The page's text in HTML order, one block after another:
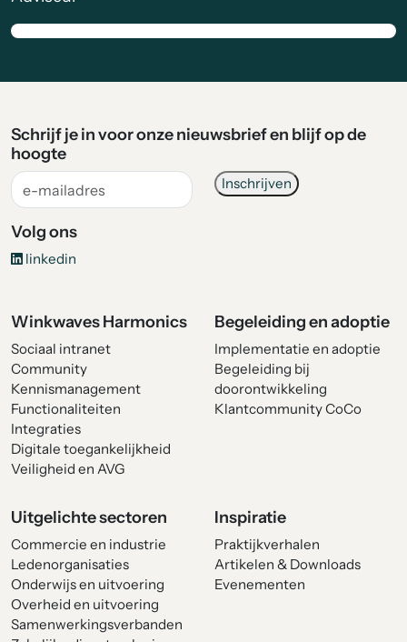
Schrijf je in voor onze nieuwsbrief en blijf op de
hoogte
Volg ons
linkedin
Winkwaves Harmonics
Sociaal intranet
Community
Kennismanagement
Functionaliteiten
Integraties
Digitale toegankelijkheid
Veiligheid en AVG
Begeleiding en adoptie
Implementatie en adoptie
Begeleiding bij
doorontwikkeling
Klantcommunity CoCo
Uitgelichte sectoren
Commercie en industrie
Ledenorganisaties
Onderwijs en uitvoering
Overheid en uitvoering
Samenwerkingsverbanden
Inspiratie
Praktijkverhalen
Artikelen & Downloads
Evenementen